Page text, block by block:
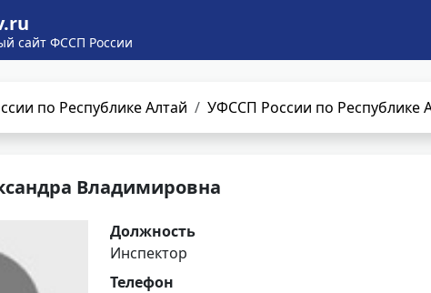
сайт ФССП России
по Республике Алтай УФССП России по Республике
Владимировна
Должность
Инспектор
Телефон